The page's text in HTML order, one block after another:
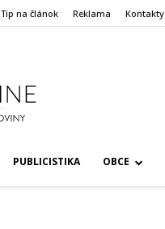
Tip na článok Reklama Kontakty
PUBLICISTIKA OBCE